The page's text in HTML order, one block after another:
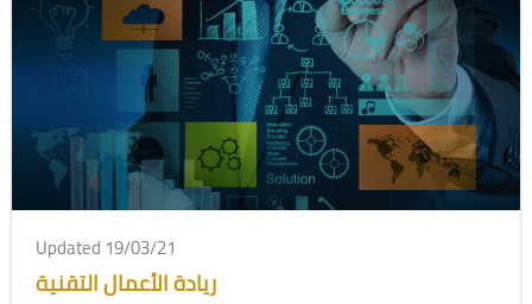
Updated 19/03/21
ريادة الأعمال التقنية